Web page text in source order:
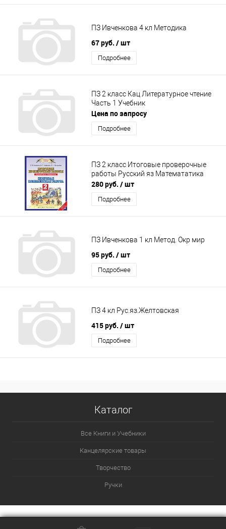
ПЗ Ивченкова 4 кл Методика
67 руб. / шт
Подробнее
ПЗ 2 класс Кац Литературное чтение
Часть 1 Учебник
Цена по запросу
Подробнее
ПЗ 2 класс Итоговые проверочные
работы Русский яз Математатика
280 руб. / шт
Подробнее
ПЗ Ивченкова 1 кл Метод. Окр мир
95 руб. / шт
Подробнее
ПЗ 4 кл Рус.яз.Желтовская
415 руб. / шт
Подробнее
Каталог
Все Книги и Учебники
Канцелярские товары
Творчество
Ручки